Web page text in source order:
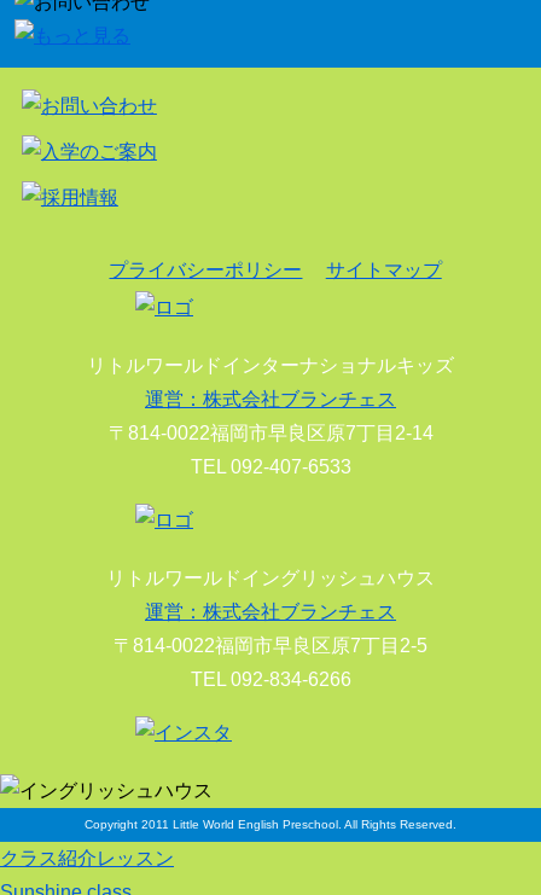
プライバシーポリシー サイトマップ
リトルワールドインターナショナルキッズ
運営：株式会社ブランチェス
〒814-0022福岡市早良区原7丁目2-14
TEL 092-407-6533
リトルワールドイングリッシュハウス
運営：株式会社ブランチェス
〒814-0022福岡市早良区原7丁目2-5
TEL 092-834-6266
Copyright 2011 Little World English Preschool. All Rights Reserved.
クラス紹介レッスン